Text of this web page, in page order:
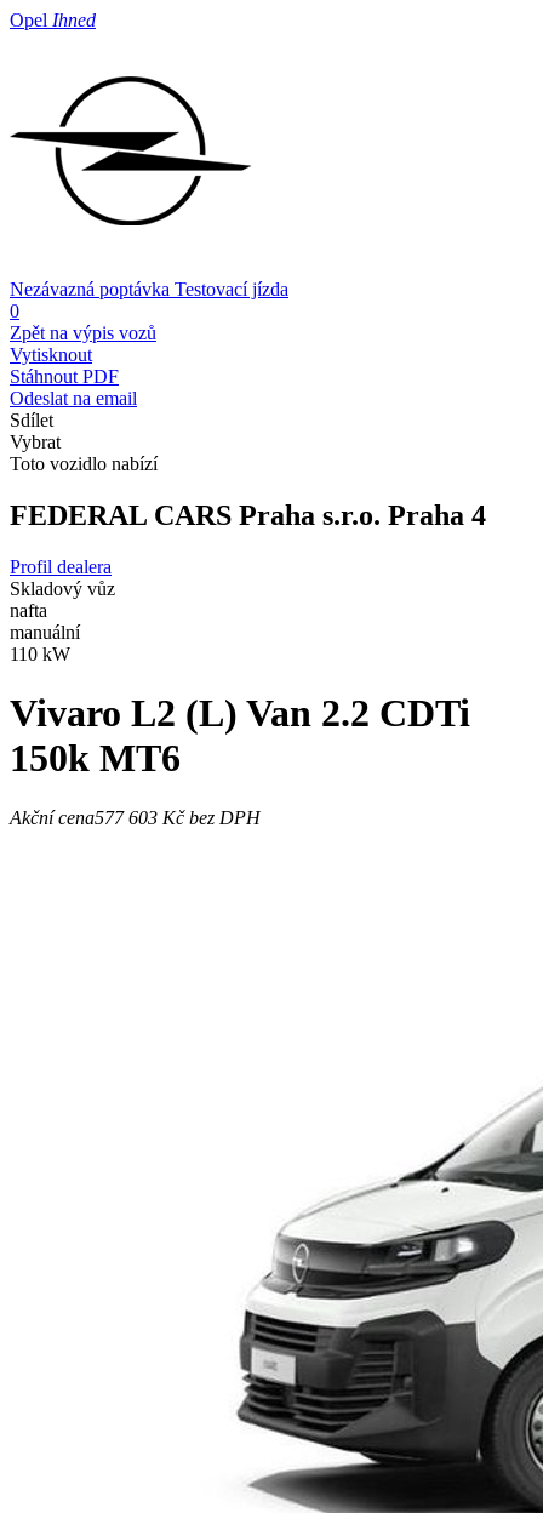
Opel Ihned
Nezávazná poptávka Testovací jízda
0
Zpět na výpis vozů
Vytisknout
Stáhnout PDF
Odeslat na email
Sdílet
Vybrat
Toto vozidlo nabízí
FEDERAL CARS Praha s.r.o. Praha 4
Profil dealera
Skladový vůz
nafta
manuální
110 kW
Vivaro L2 (L) Van 2.2 CDTi
150k MT6
Akční cena577 603 Kčbez DPH